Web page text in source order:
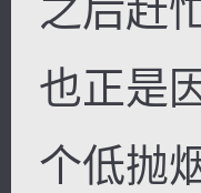
之后赶
也正是
个低抛